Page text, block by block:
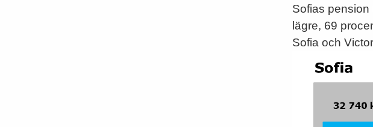
Sofias
lägre, 69
Sofia och